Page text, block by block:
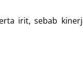
irit, sebab